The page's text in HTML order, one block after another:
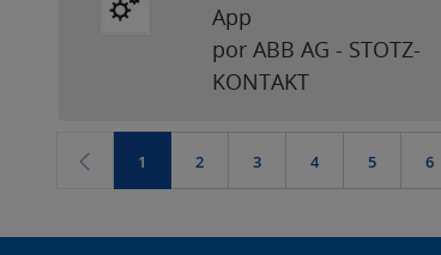
App
por ABB AG - STOTZ-
KONTAKT
1 2 3 4 5 6